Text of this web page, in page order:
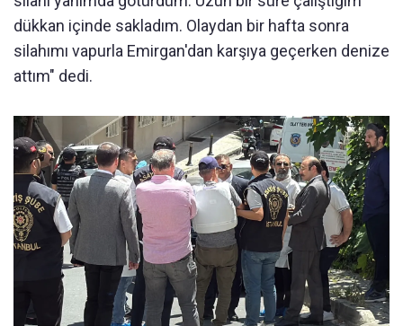
dükkan içinde sakladım. Olaydan bir hafta sonra
silahımı vapurla Emirgan'dan karşıya geçerken denize
attım" dedi.